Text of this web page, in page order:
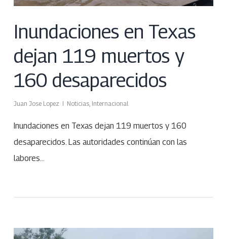
Inundaciones en Texas
dejan 119 muertos y
160 desaparecidos
Juan Jose Lopez Noticias, Internacional
Inundaciones en Texas dejan 119 muertos y 160
desaparecidos. Las autoridades continúan con las
labores…